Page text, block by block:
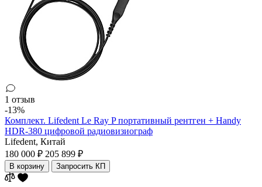
1 отзыв
-13%
Комплект. Lifedent Le Ray P портативный рентген + Handy
HDR-380 цифровой радиовизиограф
Lifedent, Китай
180 000 ₽ 205 899 ₽
В корзину Запросить КП